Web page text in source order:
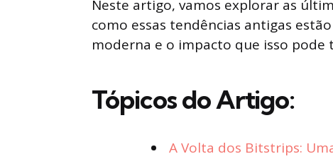
Neste artigo, vamos explorar as
como essas tendências antigas
moderna e o impacto que isso
Tópicos do Artigo:
A Volta dos Bitstrips: